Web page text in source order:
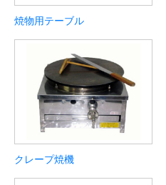
焼物用テーブル
クレープ焼機